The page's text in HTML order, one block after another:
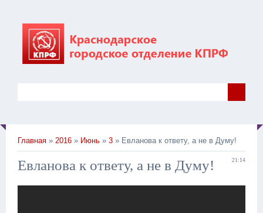
Главная » 2016 » Июнь » 3 » Евланова к ответу, а не в Думу!
21:14
Евланова к ответу, а не в Думу!